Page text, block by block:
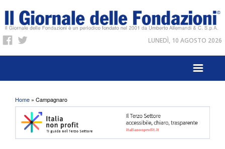
LUNEDÌ, 10 AGOSTO 2026
Tu sei qui
Home » Campagnaro